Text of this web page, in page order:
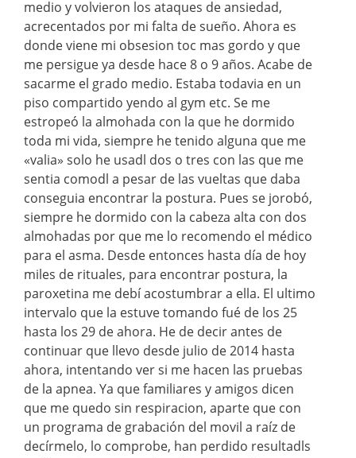
medio y volvieron los ataques de ansiedad,
acrecentados por mi falta de sueño. Ahora es
donde viene mi obsesion toc mas gordo y que
me persigue ya desde hace 8 o 9 años. Acabe de
sacarme el grado medio. Estaba todavia en un
piso compartido yendo al gym etc. Se me
estropeó la almohada con la que he dormido
toda mi vida, siempre he tenido alguna que me
«valia» solo he usadl dos o tres con las que me
sentia comodl a pesar de las vueltas que daba
conseguia encontrar la postura. Pues se jorobó,
siempre he dormido con la cabeza alta con dos
almohadas por que me lo recomendo el médico
para el asma. Desde entonces hasta día de hoy
miles de rituales, para encontrar postura, la
paroxetina me debí acostumbrar a ella. El ultimo
intervalo que la estuve tomando fué de los 25
hasta los 29 de ahora. He de decir antes de
continuar que llevo desde julio de 2014 hasta
ahora, intentando ver si me hacen las pruebas
de la apnea. Ya que familiares y amigos dicen
que me quedo sin respiracion, aparte que con
un programa de grabación del movil a raíz de
decírmelo, lo comprobe, han perdido resultadls